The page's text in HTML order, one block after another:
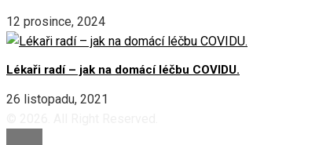
12 prosince, 2024
Lékaři radí – jak na domácí léčbu COVIDU.
26 listopadu, 2021